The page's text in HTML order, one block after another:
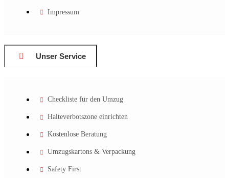
Impressum
Unser Service
Checkliste für den Umzug
Halteverbotszone einrichten
Kostenlose Beratung
Umzugskartons & Verpackung
Safety First